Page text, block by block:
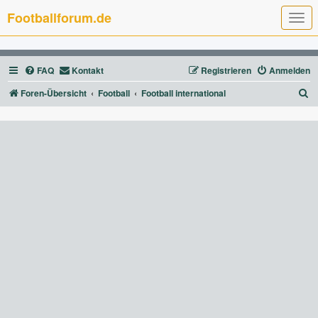
T
o
g
g
l
e
n
a
g
Footballforum.de
FAQ Kontakt Anmelden
Registrieren
Foren-Übersicht
Football Football international
u